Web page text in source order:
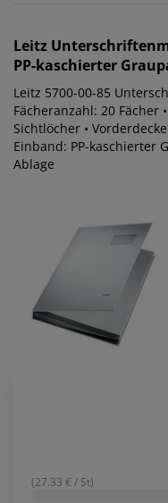
Leitz
PP-kaschierter
Leitz 5700-00-85
Fächeranzahl: 20 Fächer
Sichtlöcher •
Einband: PP-kaschierter
Ablage
(27.33 € / St)